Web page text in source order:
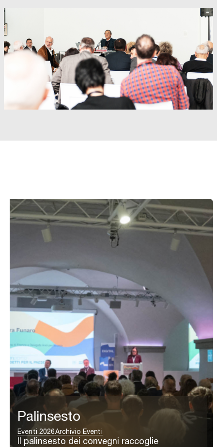
Palinsesto
Eventi 2026Archivio Eventi
Il palinsesto dei convegni raccoglie